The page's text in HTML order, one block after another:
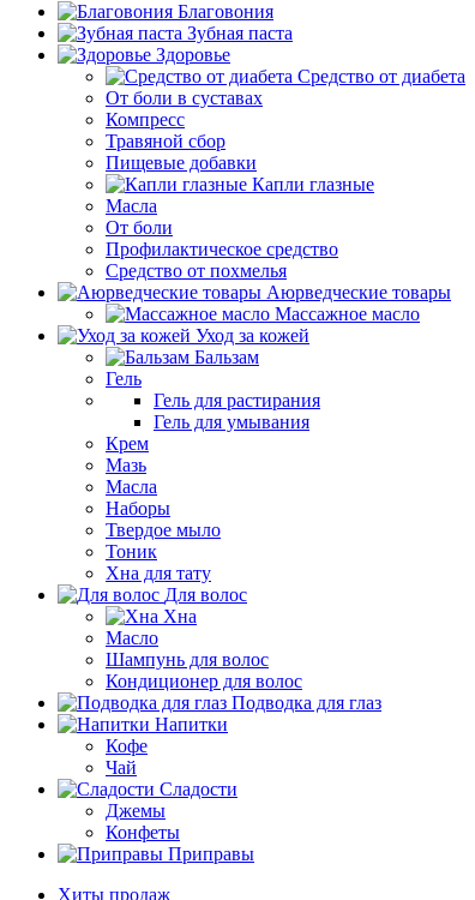
Благовония
Зубная паста
Здоровье
Средство от диабета
От боли в суставах
Компресс
Травяной сбор
Пищевые добавки
Капли глазные
Масла
От боли
Профилактическое средство
Средство от похмелья
Аюрведческие товары
Массажное масло
Уход за кожей
Бальзам
Гель
Гель для растирания
Гель для умывания
Крем
Мазь
Масла
Наборы
Твердое мыло
Тоник
Хна для тату
Для волос
Хна
Масло
Шампунь для волос
Кондиционер для волос
Подводка для глаз
Напитки
Кофе
Чай
Сладости
Джемы
Конфеты
Приправы
Хиты продаж